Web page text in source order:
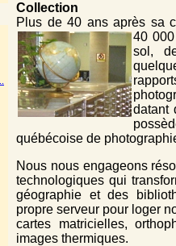
Collection
Plus de 40 ans après sa
40
sol,
datant
québécoise de
Nous nous engageons
technologiques qui
géographie et des
propre serveur pour loger
cartes matricielles,
images thermiques.